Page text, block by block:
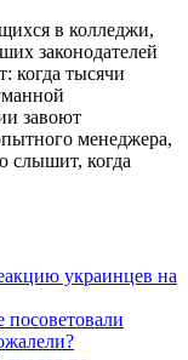
в колледжи,
законодателей
когда тысячи
завоют
менеджера,
слышит, когда
украинцев на
посоветовали